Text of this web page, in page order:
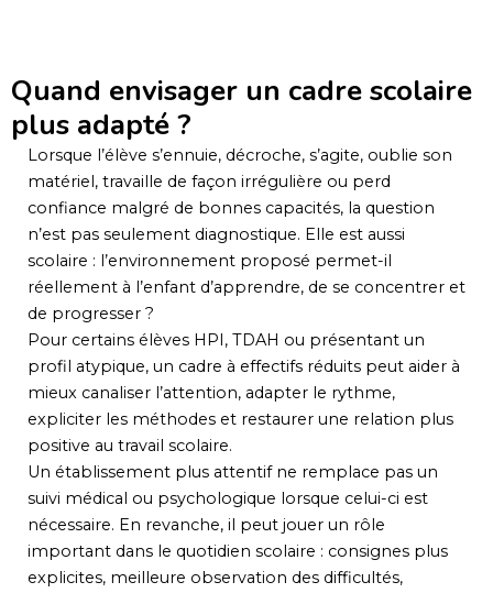
Quand envisager un cadre scolaire
plus adapté ?
Lorsque l’élève s’ennuie, décroche, s’agite, oublie son
matériel, travaille de façon irrégulière ou perd
confiance malgré de bonnes capacités, la question
n’est pas seulement diagnostique. Elle est aussi
scolaire : l’environnement proposé permet-il
réellement à l’enfant d’apprendre, de se concentrer et
de progresser ?
Pour certains élèves HPI, TDAH ou présentant un
profil atypique, un cadre à effectifs réduits peut aider à
mieux canaliser l’attention, adapter le rythme,
expliciter les méthodes et restaurer une relation plus
positive au travail scolaire.
Un établissement plus attentif ne remplace pas un
suivi médical ou psychologique lorsque celui-ci est
nécessaire. En revanche, il peut jouer un rôle
important dans le quotidien scolaire : consignes plus
explicites, meilleure observation des difficultés,